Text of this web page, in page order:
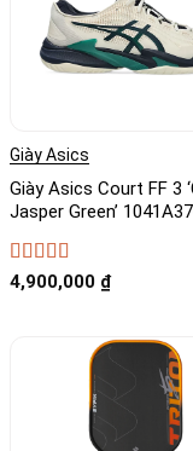
Giày Asics
Giày Asics Court FF 3
Jasper Green’
Được xếp
4,900,000 ₫